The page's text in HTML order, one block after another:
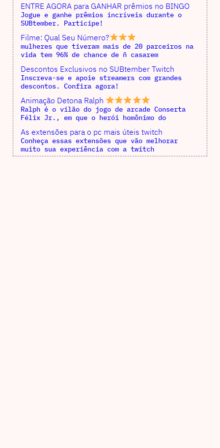
ENTRE AGORA para GANHAR prêmios no BINGO
Jogue e ganhe prêmios incríveis durante o
SUBtember. Participe!
Filme: Qual Seu Número?
mulheres que tiveram mais de 20 parceiros na
vida tem 96% de chance de ñ casarem
Descontos Exclusivos no SUBtember Twitch
Inscreva-se e apoie streamers com grandes
descontos. Confira agora!
Animação Detona Ralph
Ralph é o vilão do jogo de arcade Conserta
Félix Jr., em que o herói homônimo do
As extensões para o pc mais úteis twitch
Conheça essas extensões que vão melhorar
muito sua experiência com a twitch